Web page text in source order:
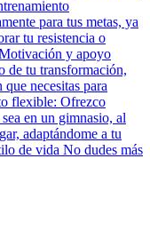
para tus metas, ya
tu resistencia o
y apoyo
de tu transformación,
necesitas para
flexible: Ofrezco
en un gimnasio, al
adaptándome a tu
de vida No dudes más